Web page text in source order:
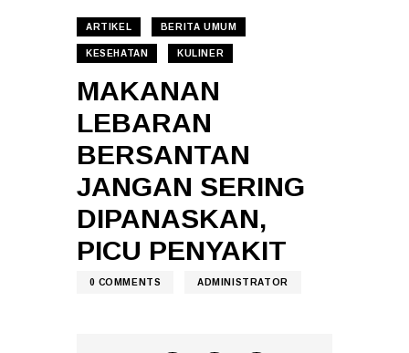
ARTIKEL BERITA UMUM
KESEHATAN KULINER
MAKANAN
LEBARAN
BERSANTAN
JANGAN SERING
DIPANASKAN,
PICU PENYAKIT
0 COMMENTS ADMINISTRATOR